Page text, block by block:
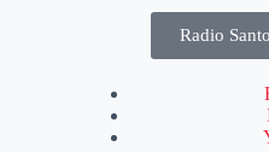
Radio